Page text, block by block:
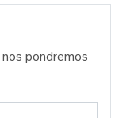
pondremos